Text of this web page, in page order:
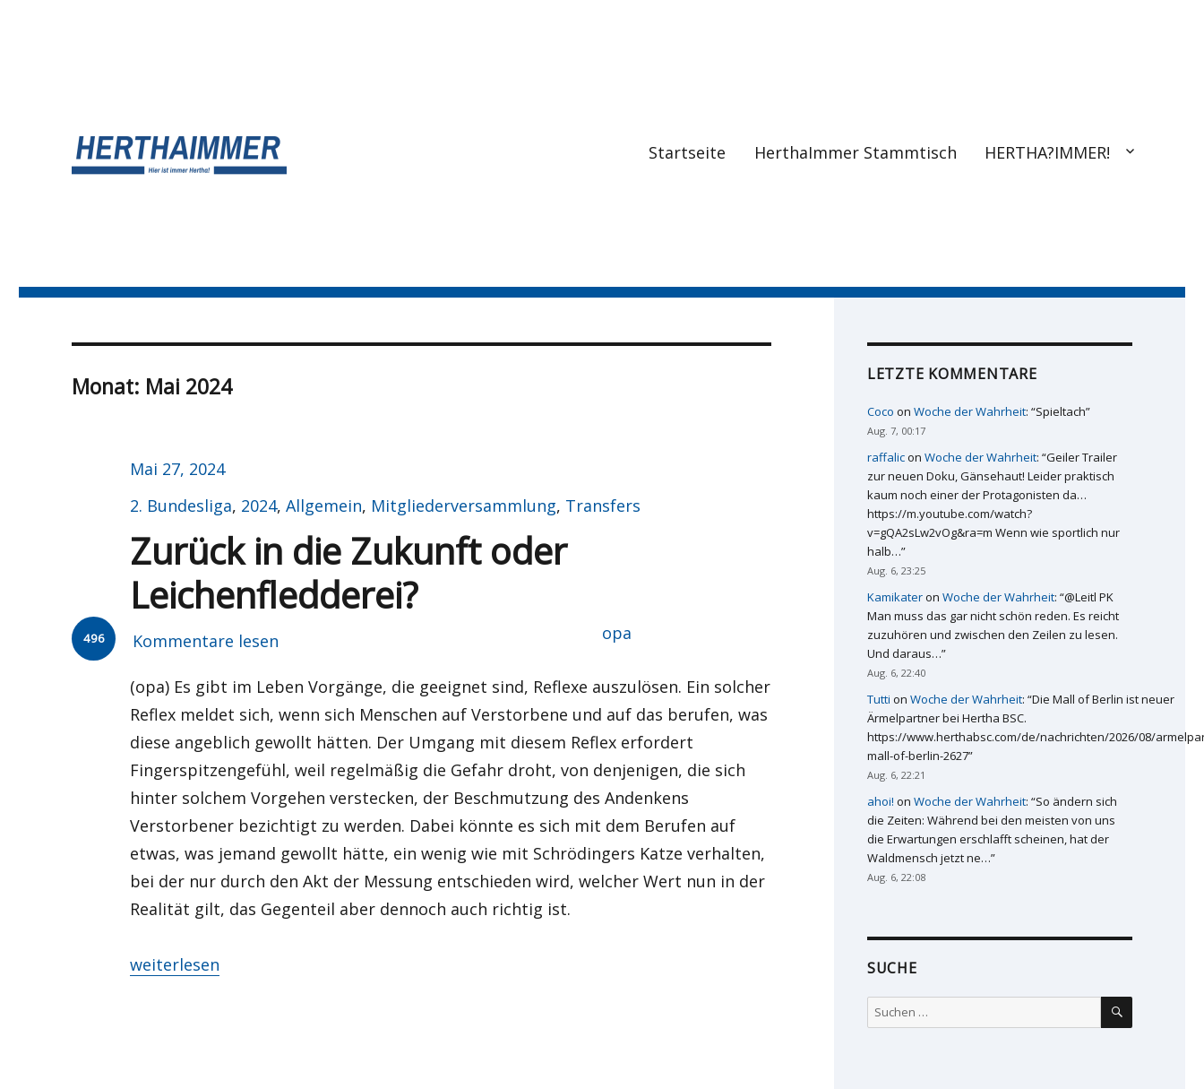
Startseite HerthaImmer Stammtisch HERTHA?IMMER!
Monat: Mai 2024
Veröffentlicht
am
Mai 27, 2024
Kategorien
2. Bundesliga, 2024,Allgemein, Mitgliederversammlung, Transfers
Zurück in die Zukunft oder
Leichenfledderei?
496 Kommentare lesen Autor
opa
(opa) Es gibt im Leben Vorgänge, die geeignet sind, Reflexe auszulösen. Ein solcher
Reflex meldet sich, wenn sich Menschen auf Verstorbene und auf das berufen, was
diese angeblich gewollt hätten. Der Umgang mit diesem Reflex erfordert
Fingerspitzengefühl, weil regelmäßig die Gefahr droht, von denjenigen, die sich
hinter solchem Vorgehen verstecken, der Beschmutzung des Andenkens
Verstorbener bezichtigt zu werden. Dabei könnte es sich mit dem Berufen auf
etwas, was jemand gewollt hätte, ein wenig wie mit Schrödingers Katze verhalten,
bei der nur durch den Akt der Messung entschieden wird, welcher Wert nun in der
Realität gilt, das Gegenteil aber dennoch auch richtig ist.
„Zurück in die Zukunft oder Leichenfledderei?“
weiterlesen
LETZTE KOMMENTARE
Coco on Woche der Wahrheit: “Spieltach”
Aug. 7, 00:17
raffalicon Woche der Wahrheit: “Geiler Trailer
zur neuen Doku, Gänsehaut! Leider praktisch
kaum noch einer der Protagonisten da…
https://m.youtube.com/watch?
v=gQA2sLw2vOg&ra=m Wenn wie sportlich nur
halb…”
Aug. 6, 23:25
Kamikateron Woche der Wahrheit: “@Leitl PK
Man muss das gar nicht schön reden. Es reicht
zuzuhören und zwischen den Zeilen zu lesen.
Und daraus…”
Aug. 6, 22:40
Tutti on Woche der Wahrheit: “Die Mall of Berlin ist neuer
Ärmelpartner bei Hertha BSC.
https://www.herthabsc.com/de/nachrichten/2026/08/
mall-of-berlin-2627”
Aug. 6, 22:21
ahoi! on Woche der Wahrheit: “So ändern sich
die Zeiten: Während bei den meisten von uns
die Erwartungen erschlafft scheinen, hat der
Waldmensch jetzt ne…”
Aug. 6, 22:08
SUCHE
Suchen
nach:
SUCHEN